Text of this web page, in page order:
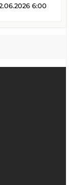
6:00